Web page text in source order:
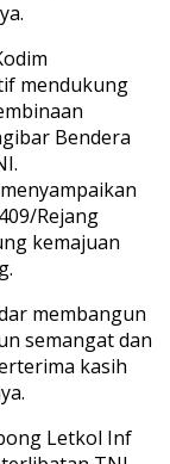
mendukung
Bendera
Rejang
kemajuan
membangun
semangat dan
kasih
Letkol Inf